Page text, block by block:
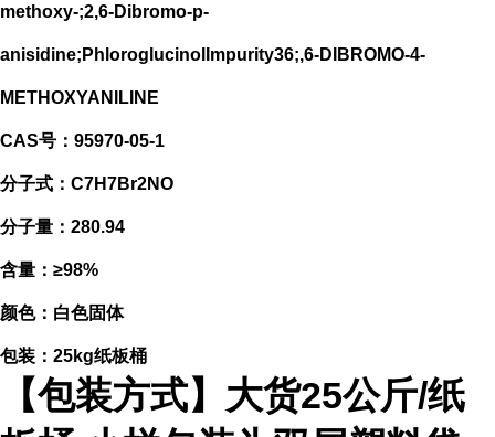
methoxy-;2,6-Dibromo-p-
anisidine;PhloroglucinolImpurity36;,6-DIBROMO-4-
METHOXYANILINE
CAS号：95970-05-1
分子式：C7H7Br2NO
分子量：280.94
含量：≥98%
颜色：白色固体
包装：25kg纸板桶
【包装方式】大货25公斤/纸